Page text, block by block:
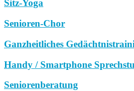
Sitz-Yoga
Senioren-Chor
Ganzheitliches
Handy / Smartphone
Seniorenberatung